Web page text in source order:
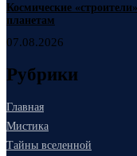
Космические
планетам
07.08.2026
Рубрики
Главная
Мистика
Тайны вселенной